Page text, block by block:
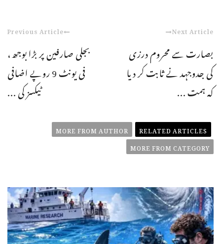
Previous Article
بجلی صارفین پر بڑا بوجھ،
فی یونٹ 9 روپے اضافی
ٹیکسز کی ...
Next Article
بصارت سے محروم درزی
کی جدوجہد نے ثابت کر دیا
کہ ہمت ...
RELATED ARTICLES
MORE FROM AUTHOR
MORE FROM CATEGORY